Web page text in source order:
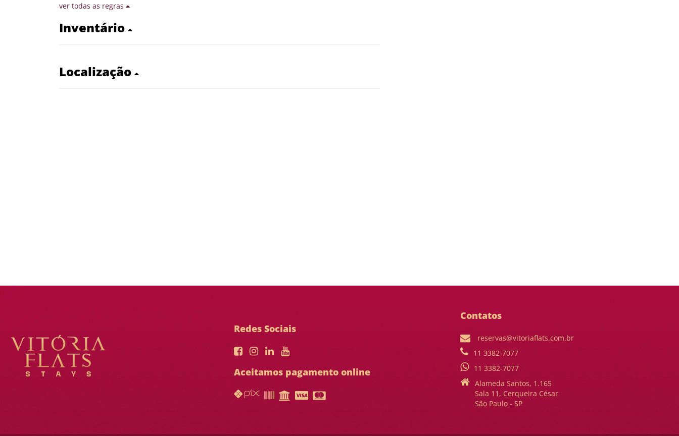
ver todas as regras
Inventário
Localização
Redes Sociais
Aceitamos pagamento online
Contatos
reservas@vitoriaflats.com.br
11 3382-7077
11 3382-7077
Alameda Santos, 1.165
Sala 11, Cerqueira César
São Paulo - SP